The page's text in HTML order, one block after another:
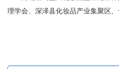
理学会、深泽县化妆品产业集聚区、